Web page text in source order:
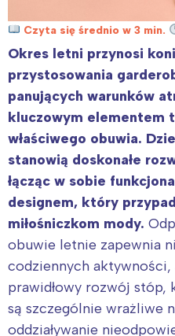
Czyta się średnio w 3 min.
Okres letni przynosi
przystosowania
panujących warunków
kluczowym elementem
właściwego obuwia.
stanowią doskonałe
łącząc w sobie
designem, który
miłośniczkom mody.
obuwie letnie zapewnia
codziennych
prawidłowy rozwój
są szczególnie wrażliwe
oddziaływanie